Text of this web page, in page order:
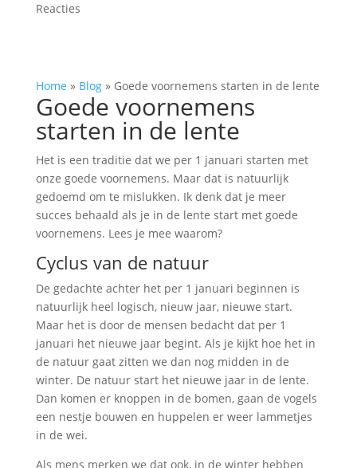
Reacties
Home » Blog» Goede voornemens starten in de lente
Goede voornemens
starten in de lente
Het is een traditie dat we per 1 januari starten met
onze goede voornemens. Maar dat is natuurlijk
gedoemd om te mislukken. Ik denk dat je meer
succes behaald als je in de lente start met goede
voornemens. Lees je mee waarom?
Cyclus van de natuur
De gedachte achter het per 1 januari beginnen is
natuurlijk heel logisch, nieuw jaar, nieuwe start.
Maar het is door de mensen bedacht dat per 1
januari het nieuwe jaar begint. Als je kijkt hoe het in
de natuur gaat zitten we dan nog midden in de
winter. De natuur start het nieuwe jaar in de lente.
Dan komen er knoppen in de bomen, gaan de vogels
een nestje bouwen en huppelen er weer lammetjes
in de wei.
Als mens merken we dat ook, in de winter hebben